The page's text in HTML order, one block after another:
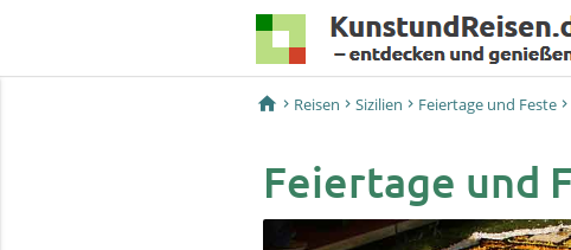
home Reisen Sizilien Feiertage und Feste
Feiertage und